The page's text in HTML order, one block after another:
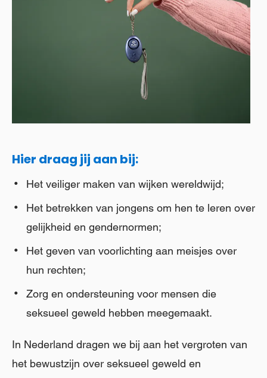
Hier draag jij aan bij:
Het veiliger maken van wijken wereldwijd;
Het betrekken van jongens om hen te leren over
gelijkheid en gendernormen;
Het geven van voorlichting aan meisjes over
hun rechten;
Zorg en ondersteuning voor mensen die
seksueel geweld hebben meegemaakt.
In Nederland dragen we bij aan het vergroten van
het bewustzijn over seksueel geweld en